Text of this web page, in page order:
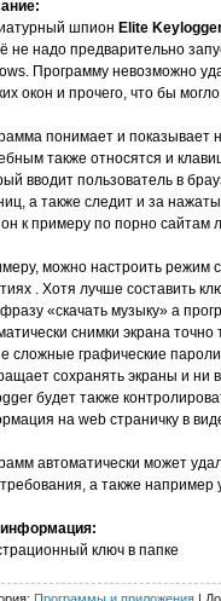
шпион Elite
не надо предварительно
Программу невозможно
окон и прочего, что бы
понимает и показывает
также относятся и
вводит пользователь в
а также следит и за
к примеру по порно
можно настроить режим
. Хотя лучше составить
«скачать музыку» а
снимки экрана
сложные графические
сохранять экраны и ни
будет также
на web страничку в
автоматически может
а также например
ключ в папке